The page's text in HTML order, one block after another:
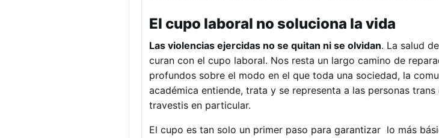
El cupo laboral no soluciona la vida
Las violencias ejercidas no se quitan ni se olvidan. La salud
curan con el cupo laboral. Nos resta un largo camino de
profundos sobre el modo en el que toda una sociedad, la
académica entiende, trata y se representa a las personas
travestis en particular.
El cupo es tan solo un primer paso para garantizar lo más